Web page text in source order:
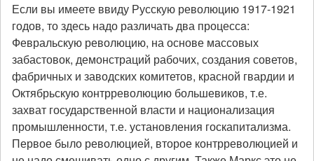
Если вы имеете ввиду Русскую революцию 1917-1921
годов, то здесь надо различать два процессa:
Февральскую революцию, на основе массовых
забастовок, демонстраций рабочих, создания советов,
фабричных и заводских комитетов, красной гвардии и
Октябрьскую контрреволюцию большевиков, т.е.
захват государственной власти и национализация
промышленности, т.е. установления госкапитализма.
Первое было революцией, второе контрреволюцией и